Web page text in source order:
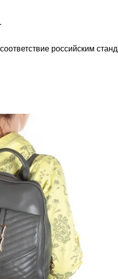
российским